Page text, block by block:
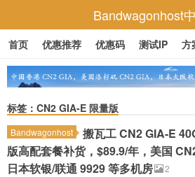
Bandwagonhost
首页 优惠推荐 优惠码 测试IP 方
标签：CN2 GIA-E 限量版
Bandwagonhost
搬瓦工 CN2 GIA-E
版高配套餐补货，$89.9/年，美国
日本软银/联通 9929 等多机房
2